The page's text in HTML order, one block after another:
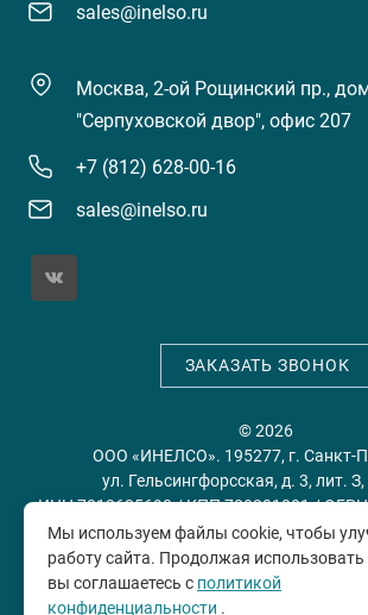
sales@inelso.ru
Москва, 2-ой Рощинский пр.,
"Серпуховской двор", офис 207
+7 (812) 628-00-16
sales@inelso.ru
ЗАКАЗАТЬ ЗВОНОК
© 2026
ООО «ИНЕЛСО». 195277, г. Санкт-
ул. Гельсингфорсская, д. 3, лит.
ИНН 7813635698 / КПП 780201001 / ОГРН
Политика конфиденциальности
соглашение
Мы используем файлы cookie, чтобы
работу сайта. Продолжая использовать
вы соглашаетесь с политикой
конфиденциальности .